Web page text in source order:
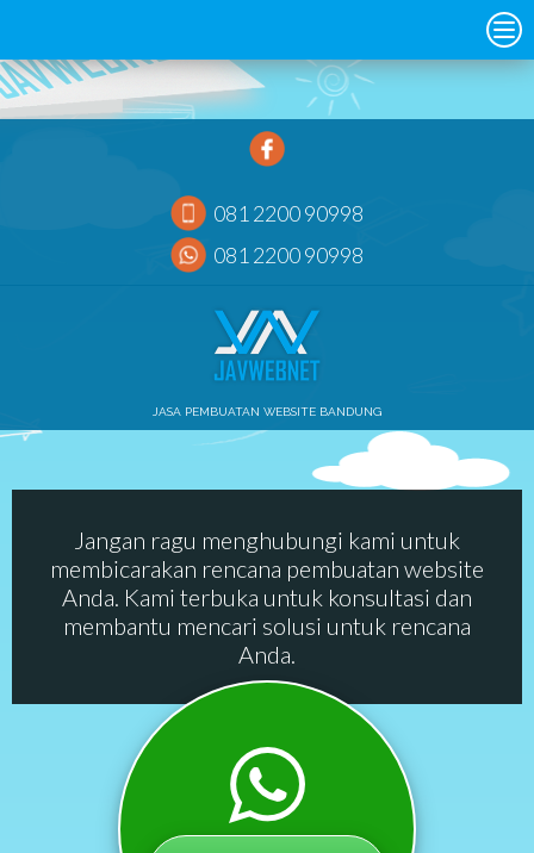
081 2200 90998
081 2200 90998
JASA PEMBUATAN WEBSITE BANDUNG
Jangan ragu menghubungi kami untuk
membicarakan rencana pembuatan website
Anda. Kami terbuka untuk konsultasi dan
membantu mencari solusi untuk rencana
Anda.